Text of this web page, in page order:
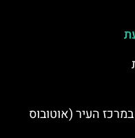
העיר (אוטובוס